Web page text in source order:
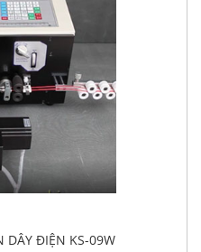
DÂY ĐIỆN KS-09W